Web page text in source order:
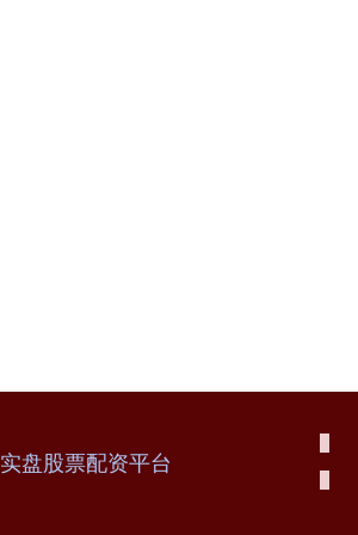
实盘股票配资平台